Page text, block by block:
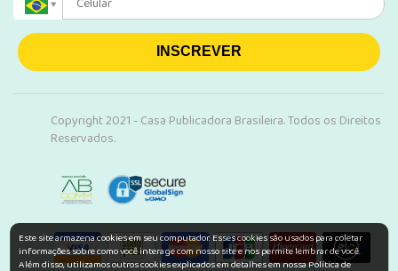
INSCREVER
Copyright 2021 - Casa Publicadora Brasileira. Todos os Direitos
Reservados.
Este site armazena cookies em seu computador. Esses cookies são usados para coletar
informações sobre como você interage com nosso site e nos permite lembrar de você.
Além disso, utilizamos outros cookies explicados em detalhes em nossa Política de